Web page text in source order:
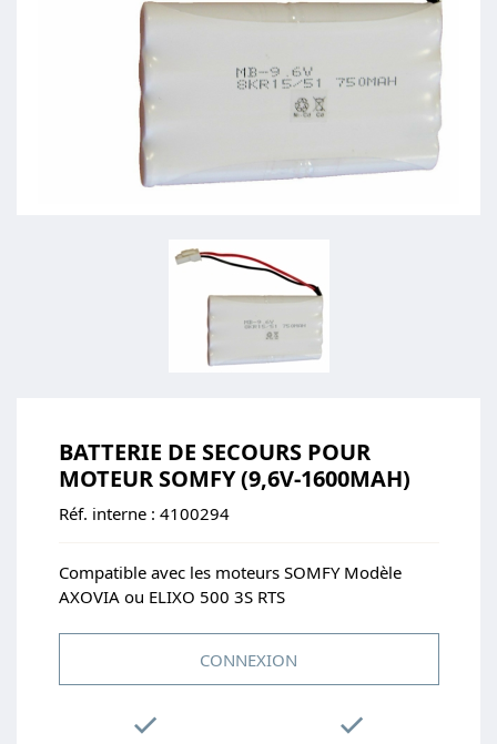
BATTERIE DE SECOURS POUR
MOTEUR SOMFY (9,6V-1600MAH)
Réf. interne : 4100294
Compatible avec les moteurs SOMFY Modèle
AXOVIA ou ELIXO 500 3S RTS
CONNEXION